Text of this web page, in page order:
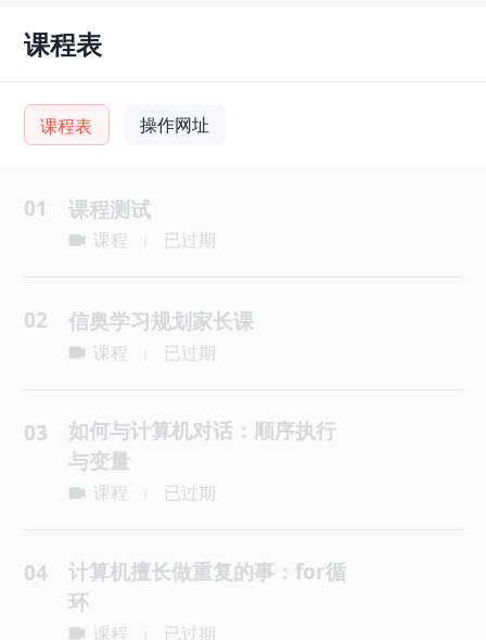
课程表
课程表 操作网址
01 课程测试
课程 已过期
02 信奥学习规划家长课
课程 已过期
03
如何与计算机对话：顺序执行
与变量
课程 已过期
04
计算机擅长做重复的事：for循
环
课程 已过期